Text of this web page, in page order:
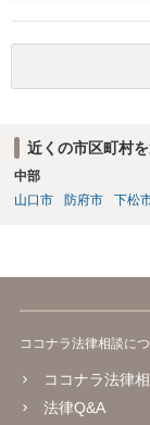
う（相手が警察に
言は脅迫罪に当た
護士は確定的なこ
です。ですから質
休みください。
近くの市区町村
中部
山口市
防府市 下松
ココナラ法律相談に
ココナラ法律
法律Q&A